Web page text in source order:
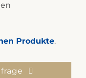
Produkte.